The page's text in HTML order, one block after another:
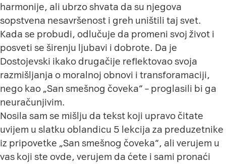
harmonije, ali ubrzo shvata da su njegova
sopstvena nesavršenost i greh uništili taj svet.
Kada se probudi, odlučuje da promeni svoj život i
posveti se širenju ljubavi i dobrote. Da je
Dostojevski ikako drugačije reflektovao svoja
razmišljanja o moralnoj obnovi i transforamaciji,
nego kao „San smešnog čoveka“ – proglasili bi ga
neuračunjivim.
Nosila sam se mišlju da tekst koji upravo čitate
uvijem u slatku oblandicu 5 lekcija za preduzetnike
iz pripovetke „San smešnog čoveka“, ali verujem u
vas koji ste ovde, verujem da ćete i sami pronaći